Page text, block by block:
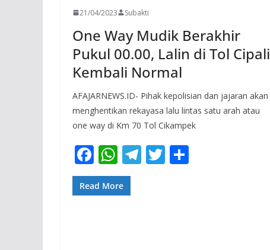
21/04/2023 Subakti
One Way Mudik Berakhir
Pukul 00.00, Lalin di Tol Cipali
Kembali Normal
AFAJARNEWS.ID- Pihak kepolisian dan jajaran akan
menghentikan rekayasa lalu lintas satu arah atau
one way di Km 70 Tol Cikampek
F
ac
e
W
h
at
T T
Read More